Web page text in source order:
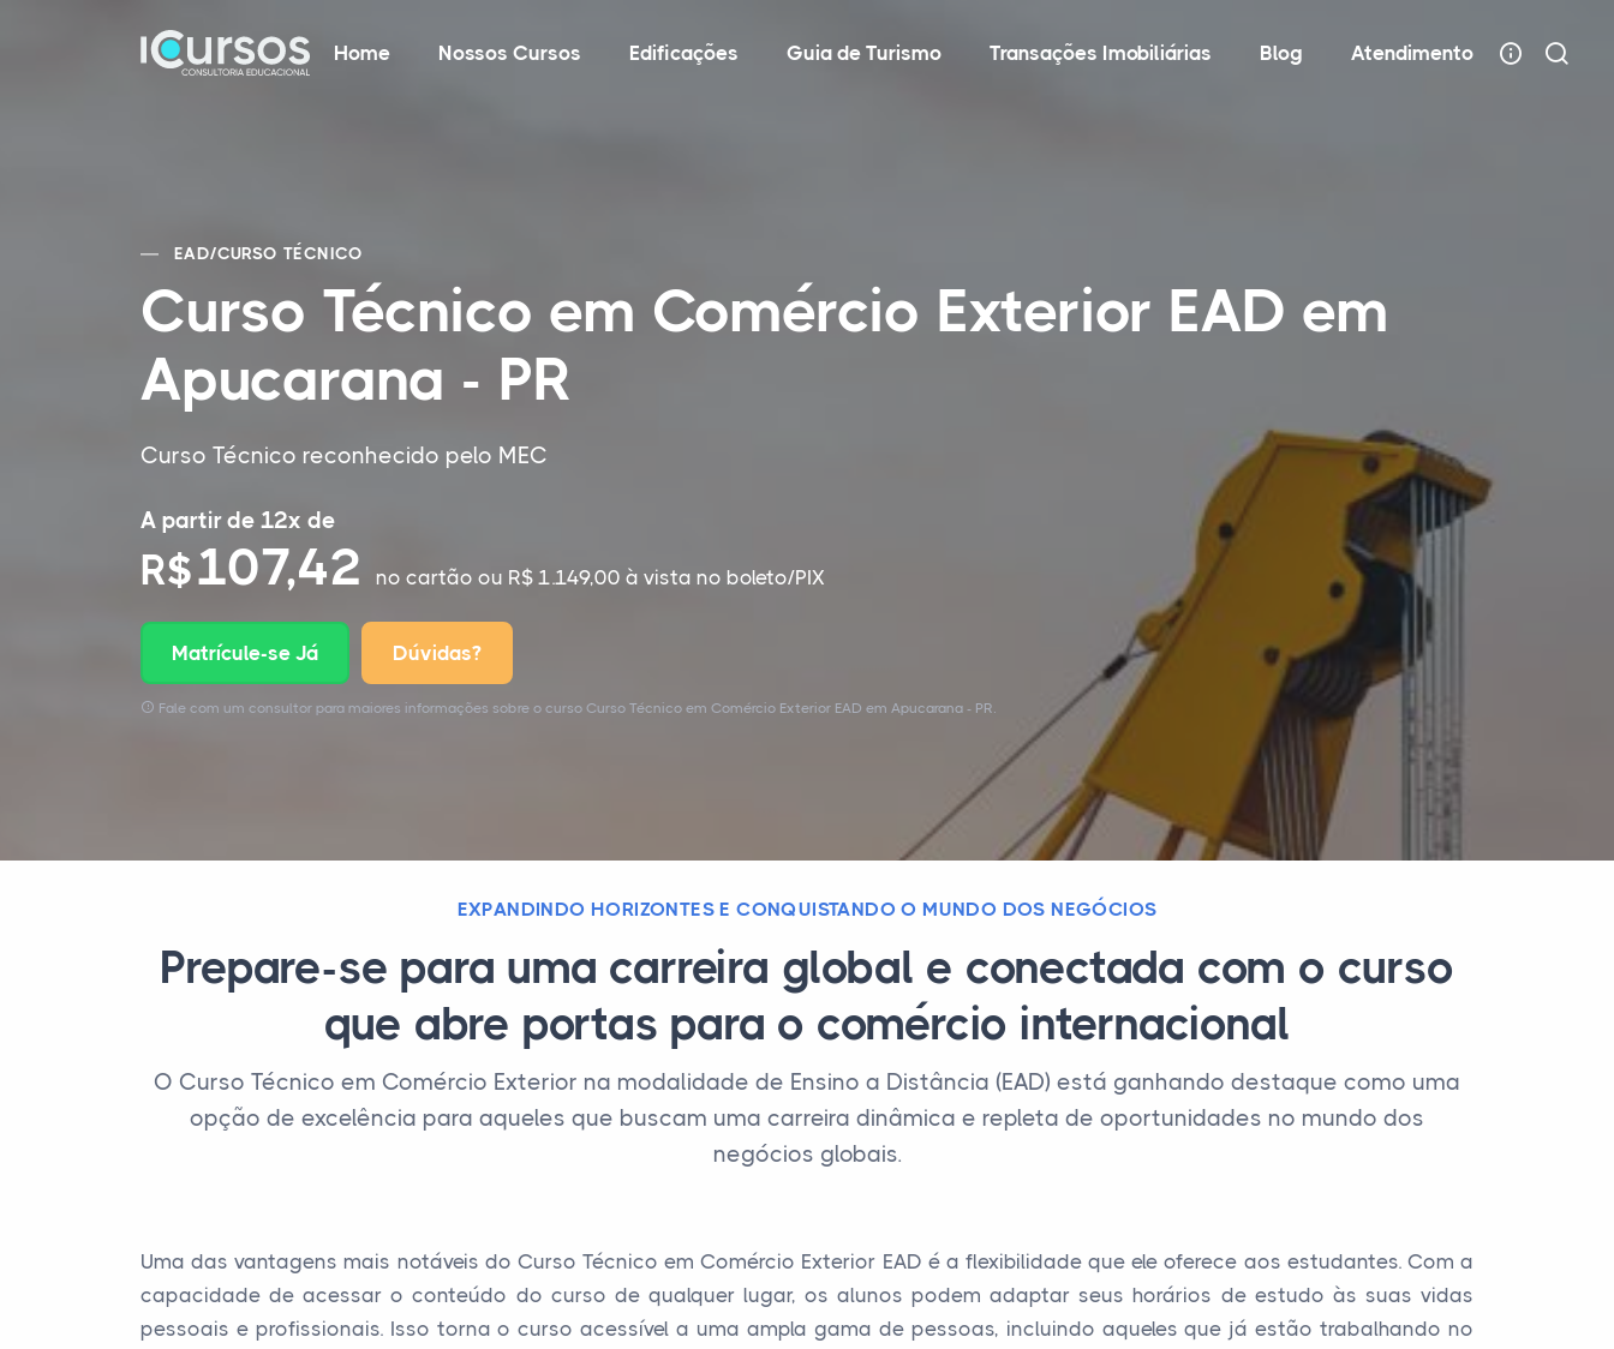
Home Nossos Cursos Edificações Guia de Turismo Transações Imobiliárias Blog Atendimento
EAD/CURSO TÉCNICO
Curso Técnico em Comércio Exterior EAD em
Apucarana - PR
Curso Técnico reconhecido pelo MEC
A partir de 12x de
R$107,42 no cartão ou R$ 1.149,00 à vista no boleto/PIX
Matrícule-se Já Dúvidas?
Fale com um consultor para maiores informações sobre o curso Curso Técnico em Comércio Exterior EAD em Apucarana - PR.
EXPANDINDO HORIZONTES E CONQUISTANDO O MUNDO DOS NEGÓCIOS
Prepare-se para uma carreira global e conectada com o curso
que abre portas para o comércio internacional
O Curso Técnico em Comércio Exterior na modalidade de Ensino a Distância (EAD) está ganhando destaque como uma
opção de excelência para aqueles que buscam uma carreira dinâmica e repleta de oportunidades no mundo dos
negócios globais.
Uma das vantagens mais notáveis do Curso Técnico em Comércio Exterior EAD é a flexibilidade que ele oferece aos estudantes. Com a
capacidade de acessar o conteúdo do curso de qualquer lugar, os alunos podem adaptar seus horários de estudo às suas vidas
pessoais e profissionais. Isso torna o curso acessível a uma ampla gama de pessoas, incluindo aqueles que já estão trabalhando no